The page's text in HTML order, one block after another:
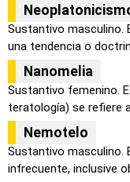
Sustantivo masculino.
una tendencia o
Nanomelia
Sustantivo femenino.
teratología) se refiere
Nemotelo
Sustantivo masculino.
infrecuente, inclusive